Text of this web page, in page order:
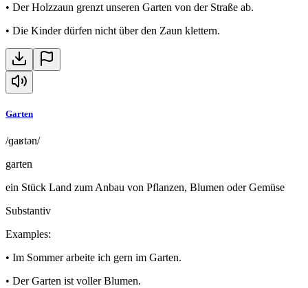
• Der Holzzaun grenzt unseren Garten von der Straße ab.
• Die Kinder dürfen nicht über den Zaun klettern.
Garten
/ɡaʁtən/
garten
ein Stück Land zum Anbau von Pflanzen, Blumen oder Gemüse
Substantiv
Examples:
• Im Sommer arbeite ich gern im Garten.
• Der Garten ist voller Blumen.